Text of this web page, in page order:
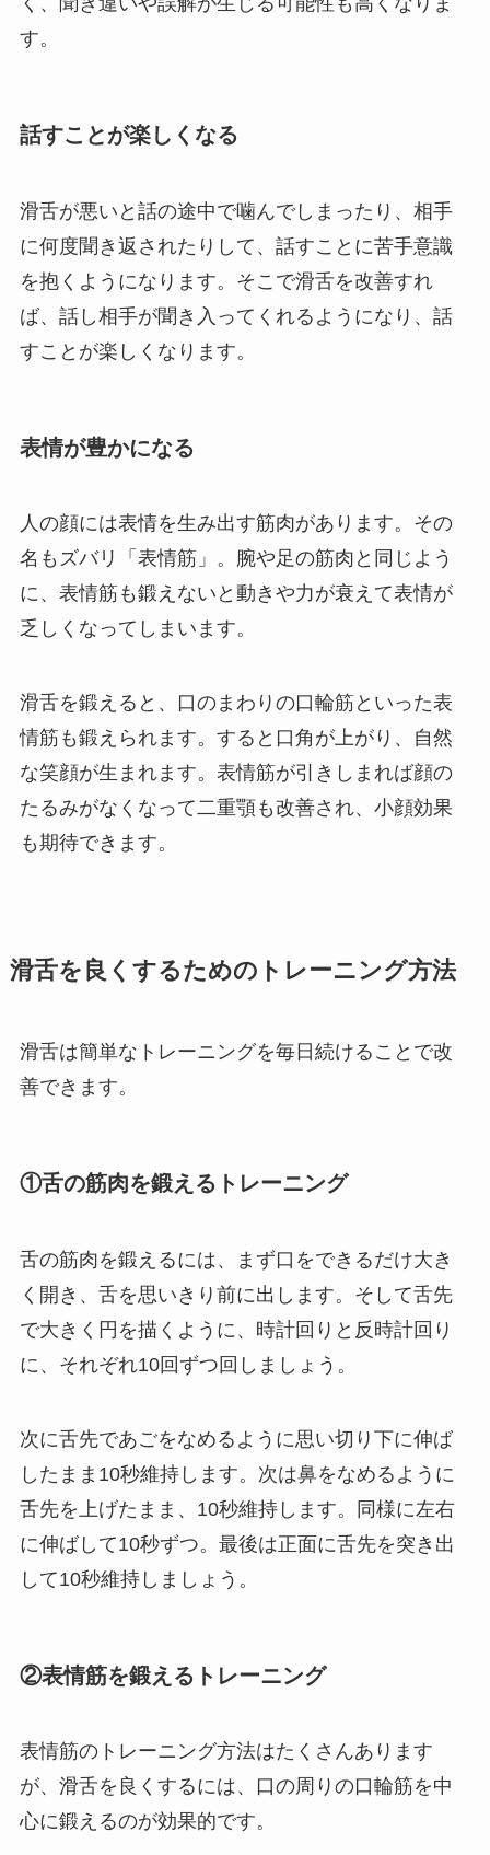
す。
話すことが楽しくなる
滑舌が悪いと話の途中で噛んでしまったり、相手
に何度聞き返されたりして、話すことに苦手意識
を抱くようになります。そこで滑舌を改善すれ
ば、話し相手が聞き入ってくれるようになり、話
すことが楽しくなります。
表情が豊かになる
人の顔には表情を生み出す筋肉があります。その
名もズバリ「表情筋」。腕や足の筋肉と同じよう
に、表情筋も鍛えないと動きや力が衰えて表情が
乏しくなってしまいます。
滑舌を鍛えると、口のまわりの口輪筋といった表
情筋も鍛えられます。すると口角が上がり、自然
な笑顔が生まれます。表情筋が引きしまれば顔の
たるみがなくなって二重顎も改善され、小顔効果
も期待できます。
滑舌を良くするためのトレーニング方法
滑舌は簡単なトレーニングを毎日続けることで改
善できます。
①舌の筋肉を鍛えるトレーニング
舌の筋肉を鍛えるには、まず口をできるだけ大き
く開き、舌を思いきり前に出します。そして舌先
で大きく円を描くように、時計回りと反時計回り
に、それぞれ10回ずつ回しましょう。
次に舌先であごをなめるように思い切り下に伸ば
したまま10秒維持します。次は鼻をなめるように
舌先を上げたまま、10秒維持します。同様に左右
に伸ばして10秒ずつ。最後は正面に舌先を突き出
して10秒維持しましょう。
②表情筋を鍛えるトレーニング
表情筋のトレーニング方法はたくさんあります
が、滑舌を良くするには、口の周りの口輪筋を中
心に鍛えるのが効果的です。